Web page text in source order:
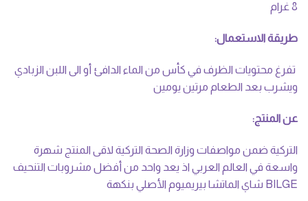
8 غرام
طريقة الاستعمال:
تفرغ محتويات الظرف في كأس من الماء الدافئ أو الى اللبن الزبادي
ويشرب بعد الطعام مرتين يومين
عن المنتج:
التركية ضمن مواصفات وزارة الصحة التركية لاقى المنتج شهرة
واسعة في العالم العربي اذ يعد واحد من أفضل مشروبات التنحيف
BILGE شاي الماتشا بيريميوم الأصلي بنكهة